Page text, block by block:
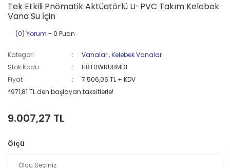
Tek Etkili Pnömatik Aktüatörlü U-PVC Takım Kelebek
Vana Su İçin
(0) Yorum - 0 Puan
Kategori Vanalar,Kelebek Vanalar
Stok Kodu
H8T0WRUBMD1
Fiyat
7.506,06 TL + KDV
*971,81 TL den başlayan taksitlerle!
9.007,27 TL
Ölçü